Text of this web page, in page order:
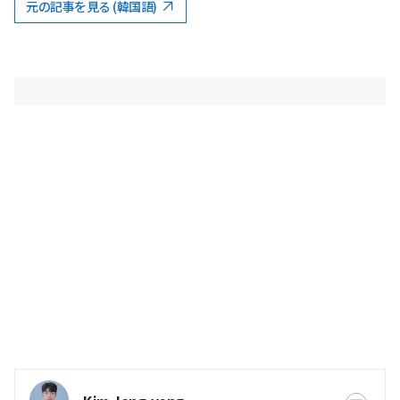
元の記事を見る (韓国語)